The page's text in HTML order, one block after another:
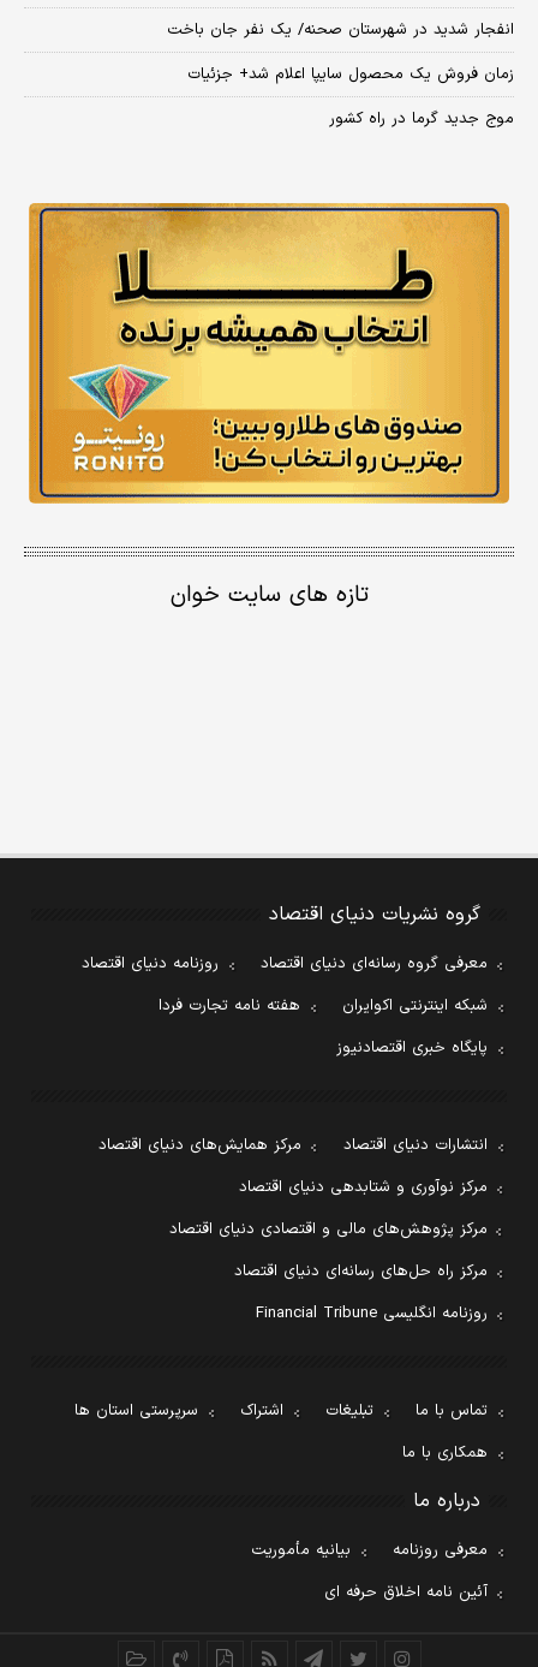
انفجار شدید در شهرستان صحنه/ یک نفر جان باخت
زمان فروش یک محصول سایپا اعلام شد+ جزئیات
موج جدید گرما در راه کشور
تازه های سایت خوان
گروه نشریات دنیای اقتصاد
معرفی گروه رسانه‌ای دنیای اقتصاد
روزنامه دنیای اقتصاد
شبکه اینترنتی اکوایران
هفته نامه تجارت فردا
پایگاه خبری اقتصادنیوز
انتشارات دنیای اقتصاد
مرکز همایش‌های دنیای اقتصاد
مرکز نوآوری و شتابدهی دنیای اقتصاد
مرکز پژوهش‌های مالی و اقتصادی دنیای اقتصاد
مرکز راه حل‌های رسانه‌ای دنیای اقتصاد
روزنامه انگلیسی Financial Tribune
تماس با ما تبلیغات اشتراک
سرپرستی استان ها
همکاری با ما
درباره ما
معرفی روزنامه
بیانیه مأموریت
آئین نامه اخلاق حرفه ای